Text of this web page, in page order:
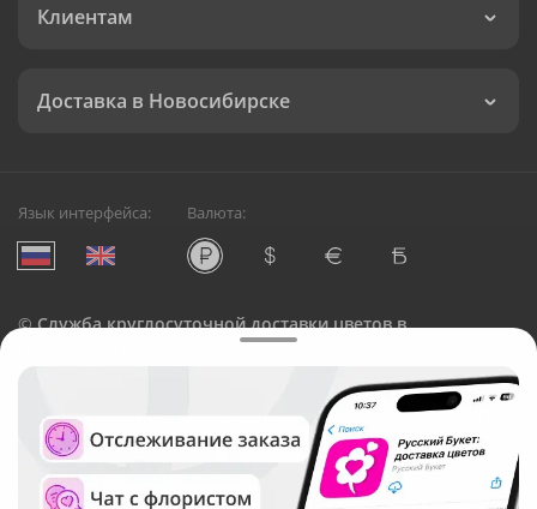
Клиентам
Доставка в Новосибирске
Язык интерфейса: Валюта:
©Служба круглосуточной доставки цветов в
Русский Букет, 2026
Общество с ограниченной ответственностью «Технология»
ОГРН: 1195476081745, ИНН: 5410081997
Юридический адрес: г. Новосибирск, ул. Ипподромская,
д.42, оф. 3